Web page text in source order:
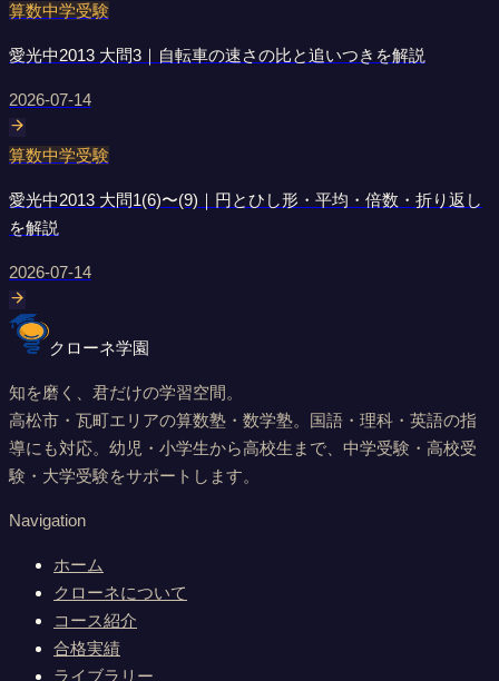
算数中学受験
愛光中2013 大問3｜自転車の速さの比と追いつきを解説
2026-07-14
算数中学受験
愛光中2013 大問1(6)〜(9)｜円とひし形・平均・倍数・折り返し
を解説
2026-07-14
クローネ学園
知を磨く、君だけの学習空間。
高松市・瓦町エリアの算数塾・数学塾。国語・理科・英語の指
導にも対応。幼児・小学生から高校生まで、中学受験・高校受
験・大学受験をサポートします。
Navigation
ホーム
クローネについて
コース紹介
合格実績
ライブラリー